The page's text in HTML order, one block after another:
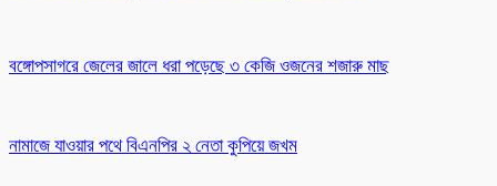
বঙ্গোপসাগরে জেলের জালে ধরা পড়েছে ৩ কেজি ওজনের শজারু মাছ
নামাজে যাওয়ার পথে বিএনপির ২ নেতা কুপিয়ে জখম